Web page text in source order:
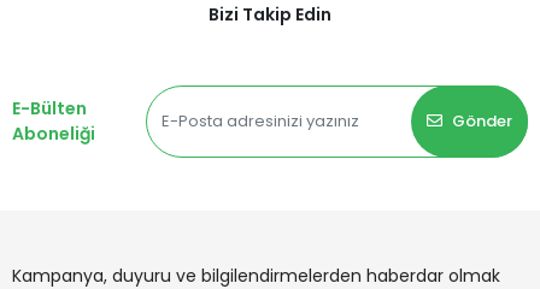
Bizi Takip Edin
E-Bülten
Aboneliği
Gönder
Kampanya, duyuru ve bilgilendirmelerden haberdar olmak